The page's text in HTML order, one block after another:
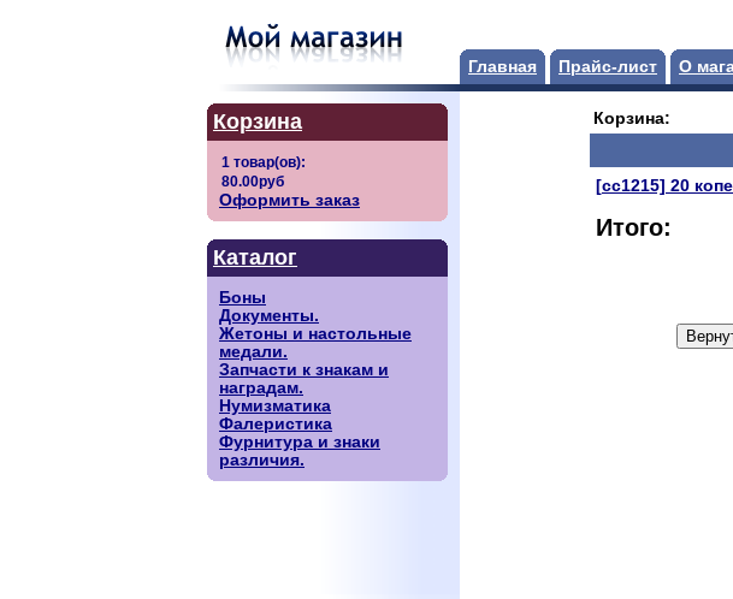
Главная Прайс-лист О
Корзина
Оформить заказ
Каталог
Боны
Документы.
Жетоны и настольные
медали.
Запчасти к знакам и
наградам.
Нумизматика
Фалеристика
Фурнитура и знаки
различия.
Корзина:
[сс1215] 20
Итого: